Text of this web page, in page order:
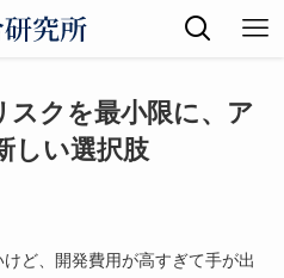
スクを最小限に、ア
しい選択肢
けど、開発費用が高すぎて手が出